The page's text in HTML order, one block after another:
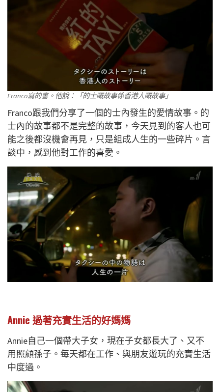
Franco寫的書。他說：「的士嘅故事係香港人嘅故事」
Franco跟我們分享了一個的士內發生的愛情故事。的
士內的故事都不是完整的故事，今天見到的客人也可
能之後都沒機會再見，只是組成人生的一些碎片。言
談中，感到他對工作的喜愛。
Annie 過著充實生活的好媽媽
Annie自己一個帶大子女，現在子女都長大了、又不
用照顧孫子。每天都在工作、與朋友遊玩的充實生活
中度過。